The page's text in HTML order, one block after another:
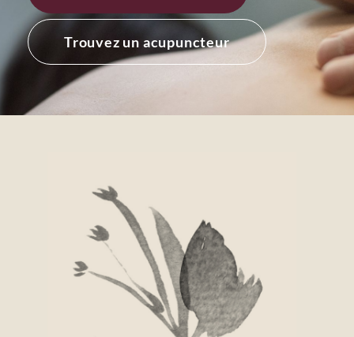
Trouvez un acupuncteur